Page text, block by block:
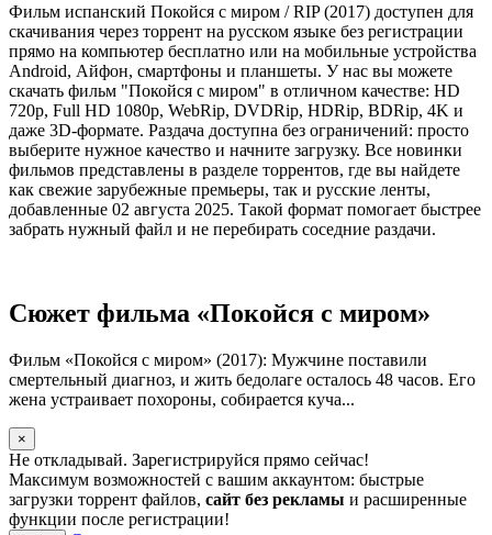
Фильм испанский Покойся с миром / RIP (2017) доступен для
скачивания через торрент на русском языке без регистрации
прямо на компьютер бесплатно или на мобильные устройства
Android, Айфон, смартфоны и планшеты. У нас вы можете
скачать фильм "Покойся с миром" в отличном качестве: HD
720p, Full HD 1080p, WebRip, DVDRip, HDRip, BDRip, 4K и
даже 3D-формате. Раздача доступна без ограничений: просто
выберите нужное качество и начните загрузку. Все новинки
фильмов представлены в разделе торрентов, где вы найдете
как свежие зарубежные премьеры, так и русские ленты,
добавленные 02 августа 2025. Такой формат помогает быстрее
забрать нужный файл и не перебирать соседние раздачи.
Сюжет фильма «Покойся с миром»
Фильм «Покойся с миром» (2017): Мужчине поставили
смертельный диагноз, и жить бедолаге осталось 48 часов. Его
жена устраивает похороны, собирается куча...
×
Не откладывай. Зарегистрируйся прямо сейчас!
Максимум возможностей с вашим аккаунтом: быстрые
загрузки торрент файлов, сайт без рекламы и расширенные
функции после регистрации!